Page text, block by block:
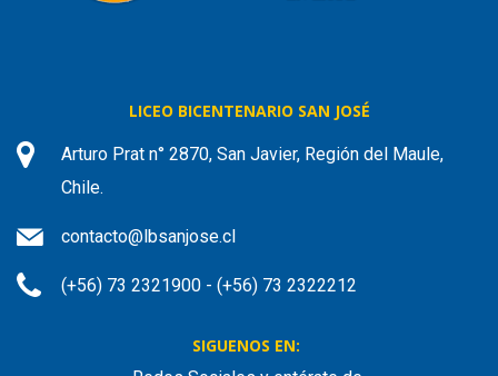
LICEO BICENTENARIO SAN JOSÉ
Arturo Prat n° 2870, San Javier, Región del Maule,
Chile.
contacto@lbsanjose.cl
(+56) 73 2321900 - (+56) 73 2322212
SIGUENOS EN: